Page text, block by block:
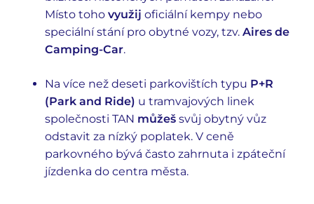
Místo toho využij oficiální kempy nebo
speciální stání pro obytné vozy, tzv. Aires de
Camping-Car.
Na více než deseti parkovištích typu P+R
(Park and Ride) u tramvajových linek
společnosti TAN můžeš svůj obytný vůz
odstavit za nízký poplatek. V ceně
parkovného bývá často zahrnuta i zpáteční
jízdenka do centra města.